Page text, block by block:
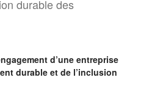
durable des
d’une entreprise
durable et de l’inclusion